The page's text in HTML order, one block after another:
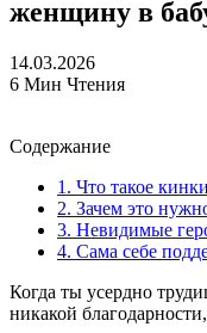
женщину в
14.03.2026
6 Мин Чтения
Содержание
1. Что такое
2. Зачем это
3. Невидимые
4. Сама себе
Когда ты усердно
никакой